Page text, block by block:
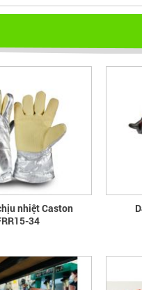
CHỌN GIÀY
Hãy chọn lựa
TỦ ĐỰNG
TỦ ĐỰNG
bao ho lao
nhiệt Caston
34